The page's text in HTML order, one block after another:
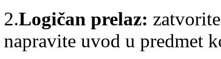
2.Logičan prelaz:
napravite uvod u predmet